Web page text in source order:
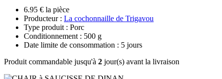
6.95 € la pièce
Producteur : La cochonnaille de Trigavou
Type produit : Porc
Conditionnement : 500 g
Date limite de consommation : 5 jours
Produit commandable jusqu'à 2 jour(s) avant la livraison